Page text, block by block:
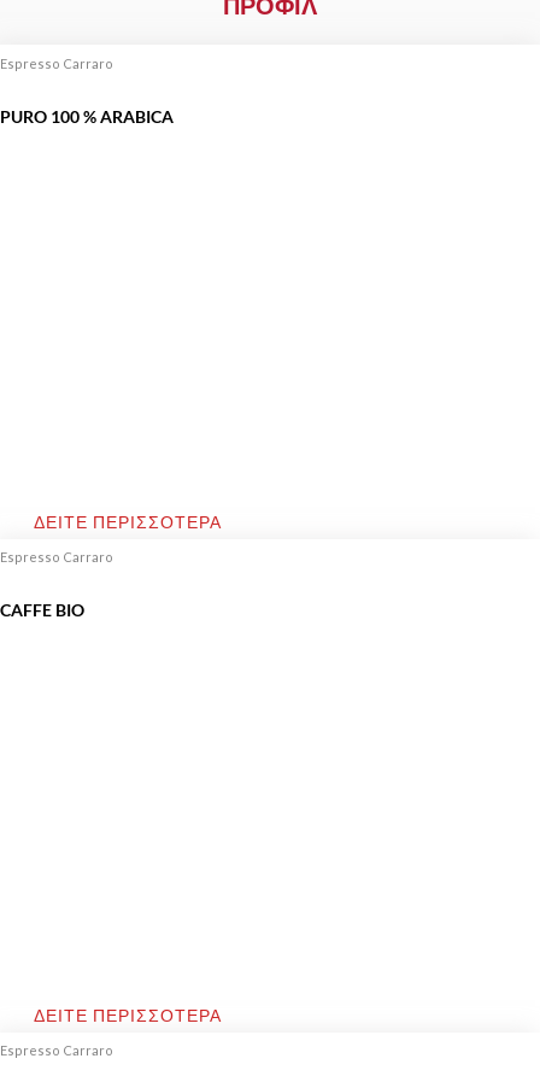
Espresso Carraro
PURO 100 % ARABICA
ΔΕΙΤΕ ΠΕΡΙΣΣΟΤΕΡΑ
Espresso Carraro
CAFFE BIO
ΔΕΙΤΕ ΠΕΡΙΣΣΟΤΕΡΑ
Espresso Carraro